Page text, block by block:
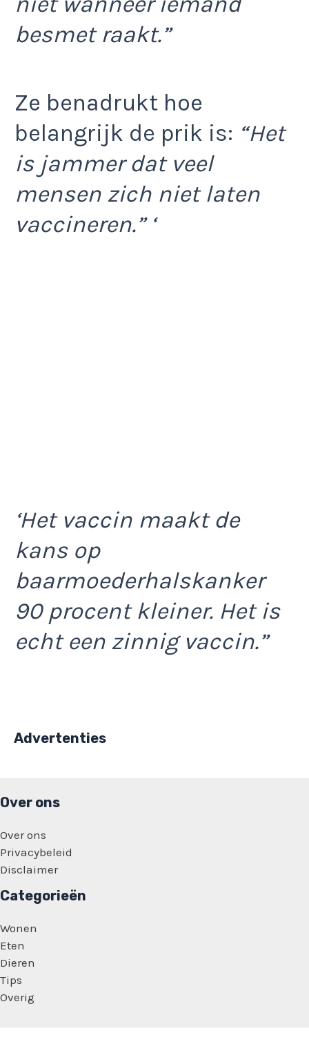
besmet raakt.”
Ze benadrukt hoe
belangrijk de prik is: “Het
is jammer dat veel
mensen zich niet laten
vaccineren.” ‘
‘Het vaccin maakt de
kans op
baarmoederhalskanker
90 procent kleiner. Het is
echt een zinnig vaccin.”
Advertenties
Over ons
Over ons
Privacybeleid
Disclaimer
Categorieën
Wonen
Eten
Dieren
Tips
Overig